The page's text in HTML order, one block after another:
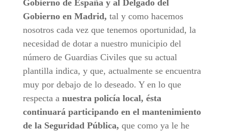
Gobierno de España y al Delgado del
Gobierno en Madrid, tal y como hacemos
nosotros cada vez que tenemos oportunidad, la
necesidad de dotar a nuestro municipio del
número de Guardias Civiles que su actual
plantilla indica, y que, actualmente se encuentra
muy por debajo de lo deseado. Y en lo que
respecta anuestra policía local, ésta
continuará participando en el mantenimiento
de la Seguridad Pública, que como ya le he